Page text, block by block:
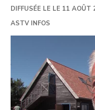
DIFFUSÉE LE LE 11 AOÛT
ASTV INFOS